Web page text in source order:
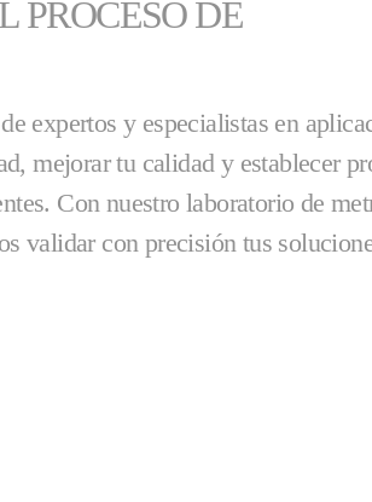
PROCESO DE
expertos y especialistas en
mejorar tu calidad y establecer
Con nuestro laboratorio de
validar con precisión tus